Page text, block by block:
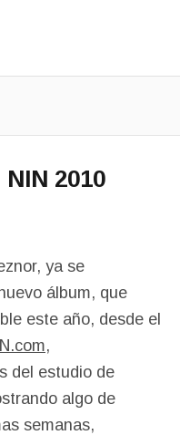
2010
ya se
álbum, que
este año, desde el
,
del estudio de
algo de
semanas,